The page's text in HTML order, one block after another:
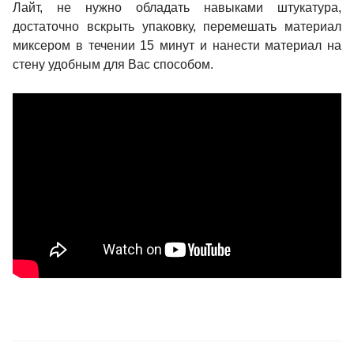
Лайт, не нужно обладать навыками штукатура,
достаточно вскрыть упаковку, перемешать материал
миксером в течении 15 минут и нанести материал на
стену удобным для Вас способом.